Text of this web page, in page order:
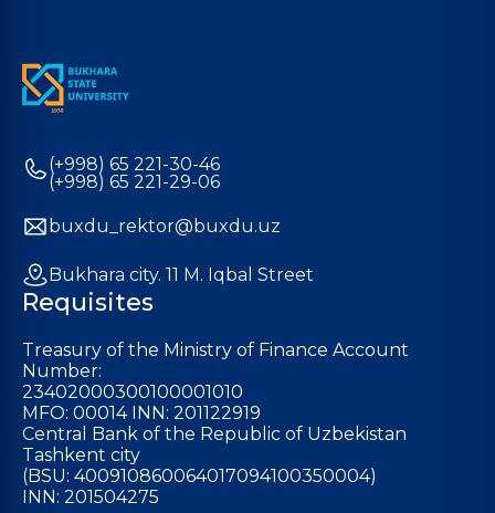
(+998) 65 221-30-46
(+998) 65 221-29-06
buxdu_rektor@buxdu.uz
Bukhara city. 11 M. Iqbal Street
Requisites
Treasury of the Ministry of Finance Account
Number:
23402000300100001010
MFO: 00014 INN: 201122919
Central Bank of the Republic of Uzbekistan
Tashkent city
(BSU: 400910860064017094100350004)
INN: 201504275